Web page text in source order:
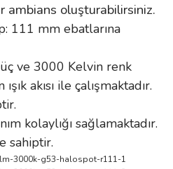
ambians oluşturabilirsiniz.
111 mm ebatlarına
ve 3000 Kelvin renk
akısı ile çalışmaktadır.
kolaylığı sağlamaktadır.
sahiptir.